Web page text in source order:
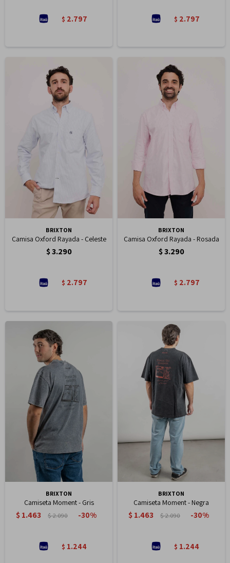
$ 2.797 $ 2.797
BRIXTON
Camisa Oxford Rayada - Celeste
$3.290
$ 2.797
BRIXTON
Camisa Oxford Rayada - Rosada
$3.290
$ 2.797
BRIXTON
Camiseta Moment - Gris
$1.463 $2.090 30
$ 1.244
BRIXTON
Camiseta Moment - Negra
$1.463 $2.090 30
$ 1.244